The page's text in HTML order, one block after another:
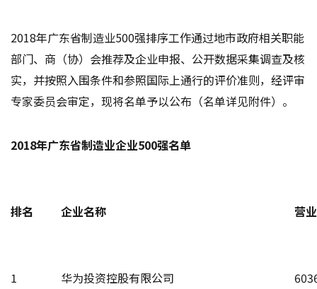
2018年广东省制造业500强排序工作通过地市政府相关职能
部门、商（协）会推荐及企业申报、公开数据采集调查及核
实，并按照入围条件和参照国际上通行的评价准则，经评审
专家委员会审定，现将名单予以公布（名单详见附件）。
2018年广东省制造业企业500强名单
排名 企业名称 营
1 华为投资控股有限公司